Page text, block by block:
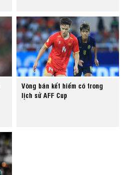
Vòng bán kết hiếm có trong
lịch sử AFF Cup